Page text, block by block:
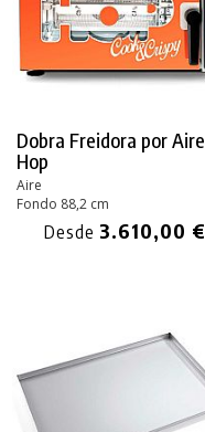
Dobra Freidora por Aire
Hop
Aire
Fondo 88,2 cm
Desde 3.610,00 €